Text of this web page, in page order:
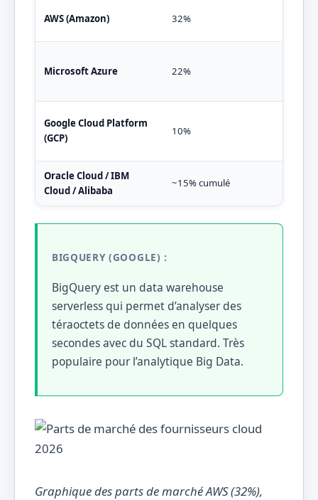
AWS (Amazon) 32%
Microsoft Azure 22%
Google Cloud Platform
(GCP)
10%
Oracle Cloud / IBM
Cloud / Alibaba
~15% cumulé
BIGQUERY (GOOGLE) :
BigQuery est un data warehouse
serverless qui permet d’analyser des
téraoctets de données en quelques
secondes avec du SQL standard. Très
populaire pour l’analytique Big Data.
Graphique des parts de marché AWS (32%),